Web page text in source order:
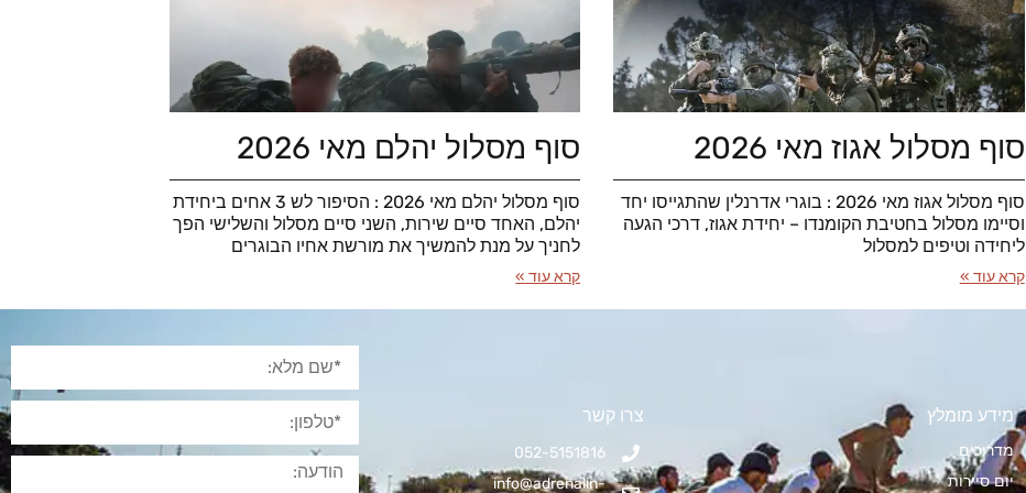
סוף מסלול אגוז מאי 2026
סוף מסלול אגוז מאי 2026 : בוגרי אדרנלין שהתגייסו יחד
וסיימו מסלול בחטיבת הקומנדו – יחידת אגוז, דרכי הגעה
ליחידה וטיפים למסלול
קרא עוד »
סוף מסלול יהלם מאי 2026
סוף מסלול יהלם מאי 2026 : הסיפור לש 3 אחים ביחידת
יהלם, האחד סיים שירות, השני סיים מסלול והשלישי הפך
לחניך על מנת להמשיך את מורשת אחיו הבוגרים
קרא עוד »
מידע מומלץ
מדריכים
יום סיירות
צרו קשר
052-5151816
info@adrenalin-